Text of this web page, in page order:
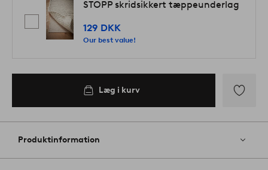
STOPP skridsikkert tæppeunderlag
129 DKK
Our best value!
Læg i kurv
til
Produktinformation